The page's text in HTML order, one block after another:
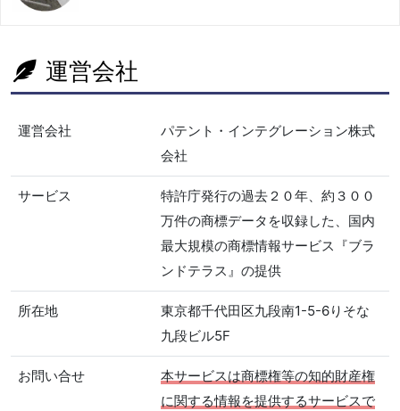
運営会社
運営会社
パテント・インテグレーション株式
会社
サービス
特許庁発行の過去２０年、約３００
万件の商標データを収録した、国内
最大規模の商標情報サービス『ブラ
ンドテラス』の提供
所在地
東京都千代田区九段南1-5-6りそな
九段ビル5F
お問い合せ
本サービスは商標権等の知的財産権
に関する情報を提供するサービスで